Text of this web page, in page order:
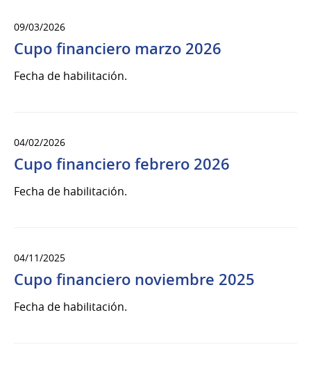
09/03/2026
Cupo financiero marzo 2026
Fecha de habilitación.
04/02/2026
Cupo financiero febrero 2026
Fecha de habilitación.
04/11/2025
Cupo financiero noviembre 2025
Fecha de habilitación.